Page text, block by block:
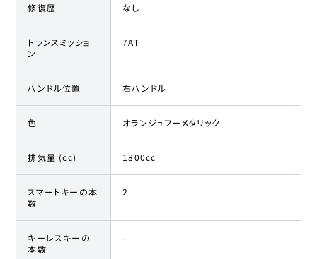
修復歴 なし
トランスミッショ
ン
7AT
ハンドル位置 右ハンドル
色 オランジュフーメタリック
排気量 (cc) 1800cc
スマートキーの本
数
2
キーレスキーの
本数
-